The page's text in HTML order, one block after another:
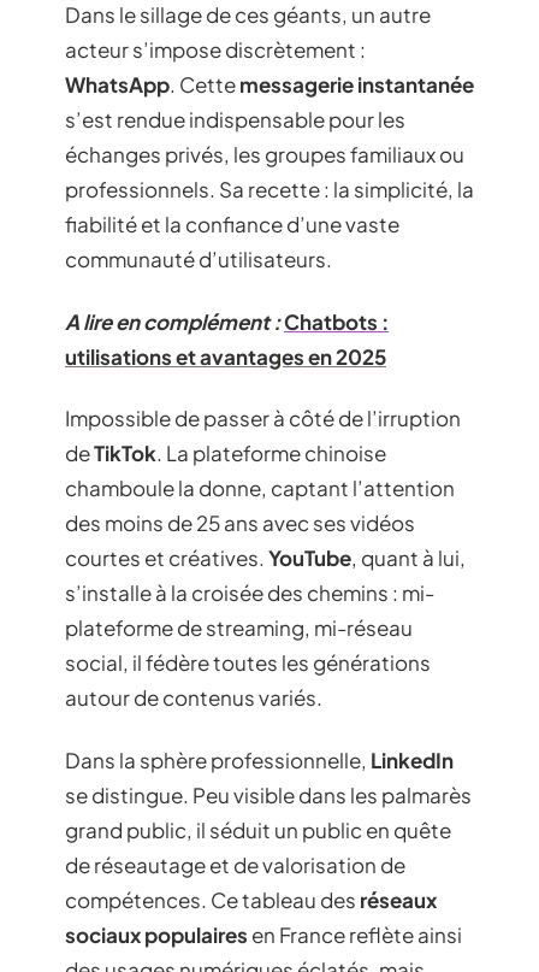
Dans le sillage de ces géants, un autre
acteur s’impose discrètement :
WhatsApp. Cettemessagerie instantanée
s’est rendue indispensable pour les
échanges privés, les groupes familiaux ou
professionnels. Sa recette : la simplicité, la
fiabilité et la confiance d’une vaste
communauté d’utilisateurs.
A lire en complément :Chatbots :
utilisations et avantages en 2025
Impossible de passer à côté de l’irruption
deTikTok. La plateforme chinoise
chamboule la donne, captant l’attention
des moins de 25 ans avec ses vidéos
courtes et créatives. YouTube, quant à lui,
s’installe à la croisée des chemins : mi-
plateforme de streaming, mi-réseau
social, il fédère toutes les générations
autour de contenus variés.
Dans la sphère professionnelle, LinkedIn
se distingue. Peu visible dans les palmarès
grand public, il séduit un public en quête
de réseautage et de valorisation de
compétences. Ce tableau des réseaux
sociaux populaires en France reflète ainsi